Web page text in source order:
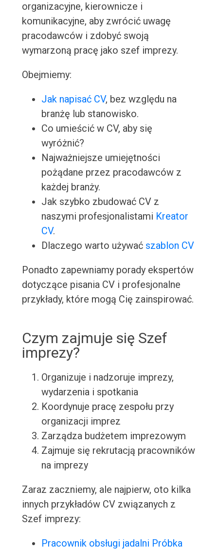
organizacyjne, kierownicze i
komunikacyjne, aby zwrócić uwagę
pracodawców i zdobyć swoją
wymarzoną pracę jako szef imprezy.
Obejmiemy:
Jak napisać CV, bez względu na
branżę lub stanowisko.
Co umieścić w CV, aby się
wyróżnić?
Najważniejsze umiejętności
pożądane przez pracodawców z
każdej branży.
Jak szybko zbudować CV z
naszymi profesjonalistami Kreator
CV.
Dlaczego warto używać szablon CV
Ponadto zapewniamy porady ekspertów
dotyczące pisania CV i profesjonalne
przykłady, które mogą Cię zainspirować.
Czym zajmuje się Szef
imprezy?
Organizuje i nadzoruje imprezy,
wydarzenia i spotkania
Koordynuje pracę zespołu przy
organizacji imprez
Zarządza budżetem imprezowym
Zajmuje się rekrutacją pracowników
na imprezy
Zaraz zaczniemy, ale najpierw, oto kilka
innych przykładów CV związanych z
Szef imprezy:
Pracownik obsługi jadalni Próbka